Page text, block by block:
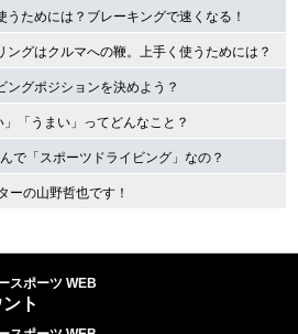
うためには？ブレーキングで速くなる！
ングはクルマへの鞭。上手く使うためには？
ングポジションを決めよう？
「うまい」ってどんなこと？
で「スポーツドライビング」なの？
ーの山野哲也です！
スポーツ WEB
ト